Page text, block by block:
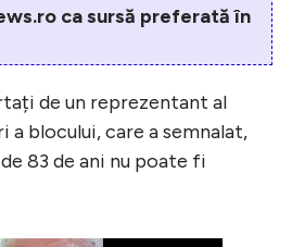
ca sursă preferată în
de un reprezentant al
a blocului, care a semnalat,
83 de ani nu poate fi